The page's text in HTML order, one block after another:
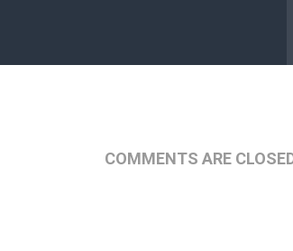
COMMENTS ARE